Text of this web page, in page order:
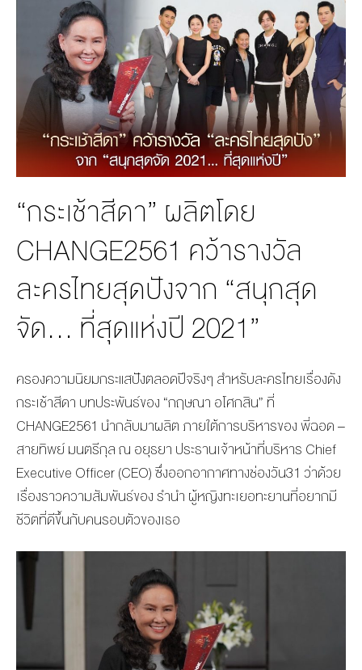
BOARD OF
DIRECTORS
MANAGEMENT
TEAM
ORGANIZATION
CHART
AWARDS
ACTS
STUDIO
“กระเช้าสีดา” ผลิตโดย
CHANGE2561 คว้ารางวัล
ละครไทยสุดปังจาก “สนุกสุด
จัด… ที่สุดแห่งปี 2021”
ครองความนิยมกระแสปังตลอดปีจริงๆ สำหรับละครไทยเรื่องดัง
กระเช้าสีดา บทประพันธ์ของ “กฤษณา อโศกสิน” ที่
CHANGE2561 นำกลับมาผลิต ภายใต้การบริหารของ พี่ฉอด –
สายทิพย์ มนตรีกุล ณ อยุธยา ประธานเจ้าหน้าที่บริหาร Chief
Executive Officer (CEO) ซึ่งออกอากาศทางช่องวัน31 ว่าด้วย
เรื่องราวความสัมพันธ์ของ รำนำ ผู้หญิงทะเยอทะยานที่อยากมี
ชีวิตที่ดีขึ้นกับคนรอบตัวของเธอ